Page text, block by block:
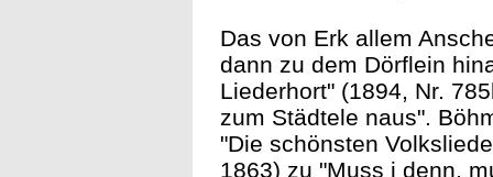
Das von Erk allem
dann zu dem Dörflein
Liederhort" (1894, Nr.
zum Städtele naus".
"Die schönsten
1863) zu "Muss i denn,